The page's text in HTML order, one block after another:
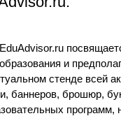
Очный бакалавриат
Регламенти
стенде всей
баннеров, брошюр,
программ,